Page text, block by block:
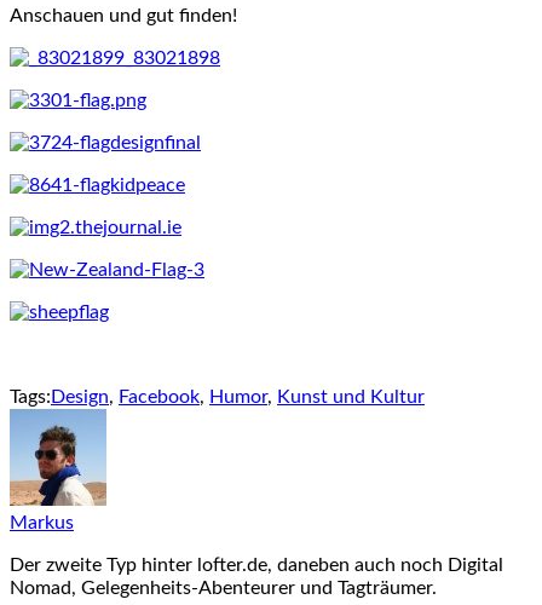
Anschauen und gut finden!
Tags: Design, Facebook, Humor, Kunst und Kultur
Markus
Der zweite Typ hinter lofter.de, daneben auch noch Digital
Nomad, Gelegenheits-Abenteurer und Tagträumer.